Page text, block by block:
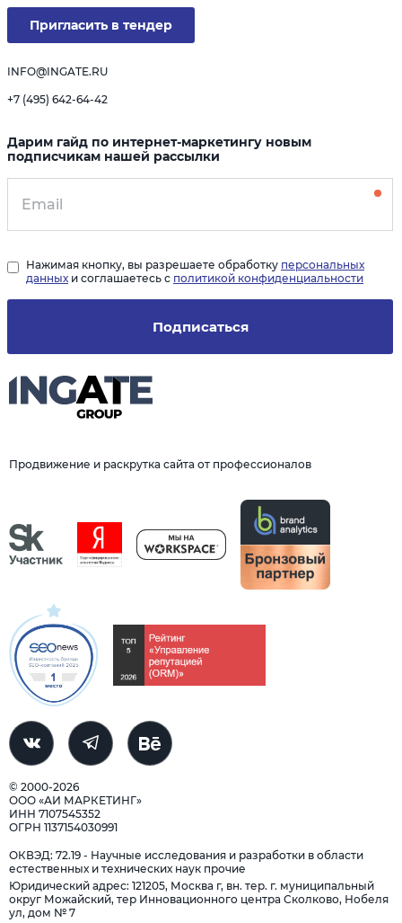
Продвижение и раскрутка сайта от профессионалов
© 2000-2026
ООО «АИ МАРКЕТИНГ»
ИНН 7107545352
ОГРН 1137154030991
Пригласить в тендер
INFO@INGATE.RU
+7 (495) 642-64-42
Дарим гайд по интернет-маркетингу новым
подписчикам нашей рассылки
Подписаться
Нажимая кнопку, вы разрешаете обработку персональных
данных и соглашаетесь с политикой конфиденциальности
ОКВЭД: 72.19 - Научные исследования и разработки в области
естественных и технических наук прочие
Юридический адрес: 121205, Москва г, вн. тер. г. муниципальный
округ Можайский, тер Инновационного центра Сколково, Нобеля
ул, дом № 7